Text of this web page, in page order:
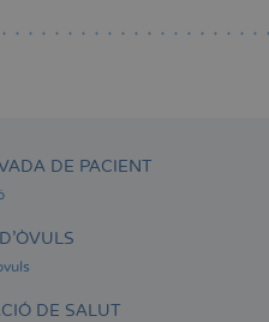
DE PACIENT
DE SALUT